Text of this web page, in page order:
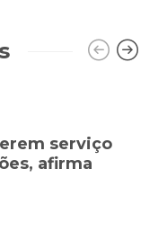
serviço
afirma